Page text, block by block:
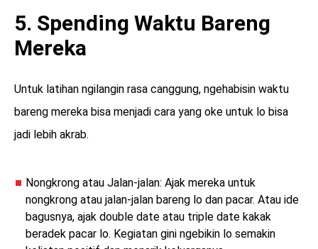
5. Spending Waktu Bareng
Mereka
Untuk latihan ngilangin rasa canggung, ngehabisin waktu
bareng mereka bisa menjadi cara yang oke untuk lo bisa
jadi lebih akrab.
Nongkrong atau Jalan-jalan: Ajak mereka untuk
nongkrong atau jalan-jalan bareng lo dan pacar. Atau ide
bagusnya, ajak double date atau triple date kakak
beradek pacar lo. Kegiatan gini ngebikin lo semakin